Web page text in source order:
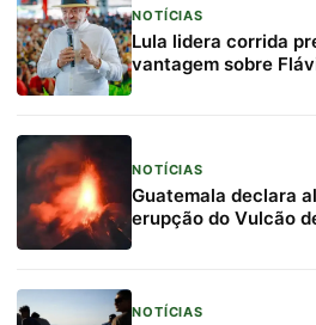
NOTÍCIAS
Lula lidera corrida
vantagem sobre
NOTÍCIAS
Guatemala declara
erupção do Vulcão
NOTÍCIAS